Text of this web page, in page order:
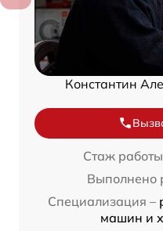
Константин
Стаж
Выполнено
Специализация –
машин и